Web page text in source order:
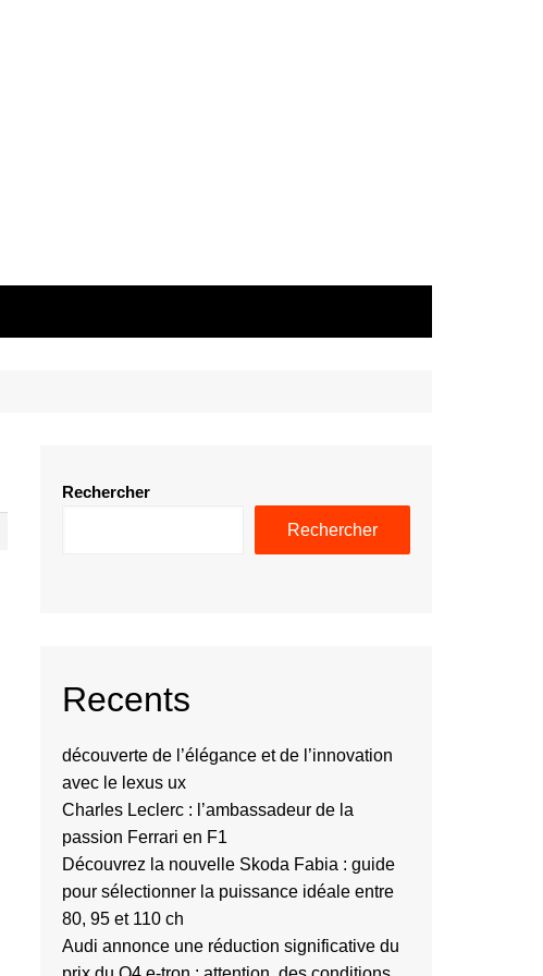
Rechercher
Rechercher
Recents
découverte de l’élégance et de l’innovation
avec le lexus ux
Charles Leclerc : l’ambassadeur de la
passion Ferrari en F1
Découvrez la nouvelle Skoda Fabia : guide
pour sélectionner la puissance idéale entre
80, 95 et 110 ch
Audi annonce une réduction significative du